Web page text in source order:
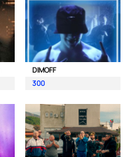
DIMOFF
300